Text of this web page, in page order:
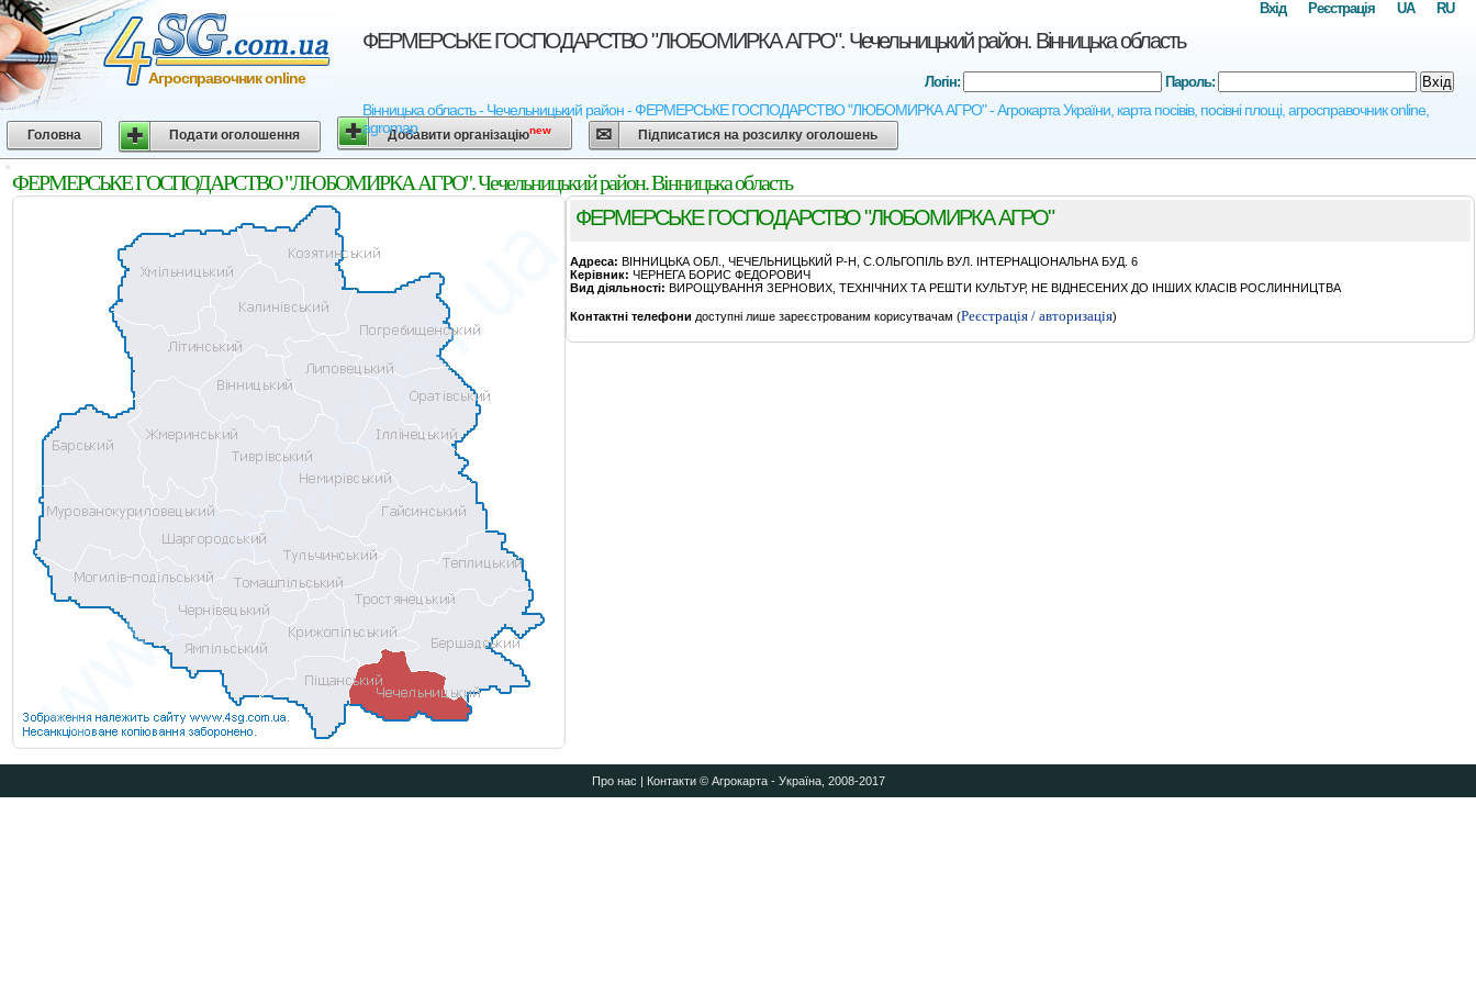
ФЕРМЕРСЬКЕ ГОСПОДАРСТВО "ЛЮБОМИРКА АГРО". Чечельницький район. Вінницька область
Вінницька область - Чечельницький район - ФЕРМЕРСЬКЕ ГОСПОДАРСТВО "ЛЮБОМИРКА АГРО" - Агрокарта України, карта посівів, посівні площі, агросправочник online,
agromap
Агросправочник online
RU
UA
Реєстрація
Вхід
Логін: Пароль: Вхід
Головна Подати оголошення Добавити організаціюnew Підписатися на розсилку оголошень
ФЕРМЕРСЬКЕ ГОСПОДАРСТВО "ЛЮБОМИРКА АГРО". Чечельницький район. Вінницька область
ФЕРМЕРСЬКЕ ГОСПОДАРСТВО "ЛЮБОМИРКА АГРО"
Адреса: ВIННИЦЬКА ОБЛ., ЧЕЧЕЛЬНИЦЬКИЙ Р-Н, С.ОЛЬГОПIЛЬ ВУЛ. IНТЕРНАЦIОНАЛЬНА БУД. 6
Керівник: ЧЕРНЕГА БОРИС ФЕДОРОВИЧ
Вид діяльності: ВИРОЩУВАННЯ ЗЕРНОВИХ, ТЕХНІЧНИХ ТА РЕШТИ КУЛЬТУР, НЕ ВІДНЕСЕНИХ ДО ІНШИХ КЛАСІВ РОСЛИННИЦТВА
Контактні телефони доступні лише зареєстрованим корисутвачам (Реєстрація / авторизація)
Про нас | Контакти© Агрокарта - Україна, 2008-2017